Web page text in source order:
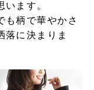
ます。
も柄で華やかさ
落に決まりま